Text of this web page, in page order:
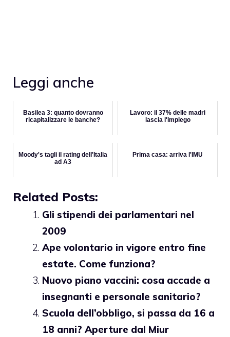
Leggi anche
Basilea 3: quanto dovranno
ricapitalizzare le banche?
Lavoro: il 37% delle madri
lascia l'impiego
Moody's tagli il rating dell'Italia
ad A3
Prima casa: arriva l'IMU
Related Posts:
Gli stipendi dei parlamentari nel
2009
Ape volontario in vigore entro fine
estate. Come funziona?
Nuovo piano vaccini: cosa accade a
insegnanti e personale sanitario?
Scuola dell’obbligo, si passa da 16 a
18 anni? Aperture dal Miur